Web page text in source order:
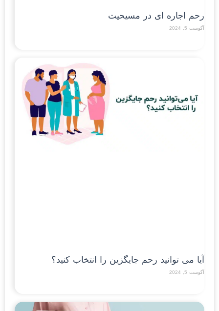
رحم اجاره ای در مسیحیت
آگوست 5, 2024
آیا می توانید رحم جایگزین را انتخاب کنید؟
آگوست 5, 2024